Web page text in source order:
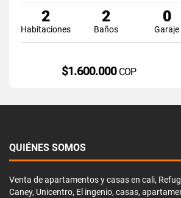
2
Habitaciones
2
Baños
0
Garaje
$1.600.000 COP
QUIÉNES SOMOS
Venta de apartamentos y casas en cali,
Caney, Unicentro, El ingenio, casas,